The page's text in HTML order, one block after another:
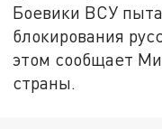
Боевики ВСУ
блокирования
этом сообщает
страны.